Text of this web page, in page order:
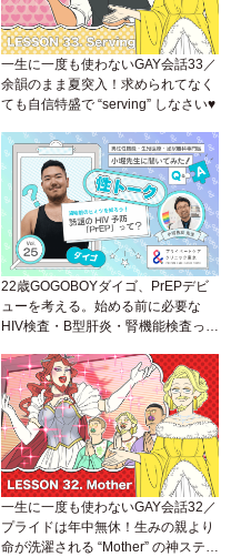
一生に一度も使わないGAY会話33／
余韻のまま夏突入！求められてなく
ても自信特盛で “serving” しなさい♥
22歳GOGOBOYダイゴ、PrEPデビ
ューを考える。始める前に必要な
HIV検査・B型肝炎・腎機能検査っ
性トーク～聞きにくいことは小堀先
生に聞けばイイ！（Vol.25）
一生に一度も使わないGAY会話32／
プライドは年中無休！生みの親より
命が洗濯される “Mother” の神ステー